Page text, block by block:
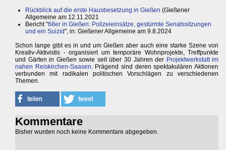
Rückblick auf die erste Hausbesetzung in Gießen (Gießener
Allgemeine am 12.11.2021
Bericht "68er in Gießen: Polizeieinsätze, gestürmte Senatssitzungen
und ein Suizid", in: Gießener Allgemeine am 9.8.2024
Schon lange gibt es in und um Gießen aber auch eine starke Szene von
Kreativ-Aktivistis - organisiert um temporäre Wohnprojekte, Treffpunkte
und Gärten in Gießen sowie seit über 30 Jahren der Projektwerkstatt im
nahen Reiskirchen-Saasen. Prägend sind deren spektakulären Aktionen
verbunden mit radikalen politischen Vorschlägen zu verschiedenen
Themen.
Kommentare
Bisher wurden noch keine Kommentare abgegeben.